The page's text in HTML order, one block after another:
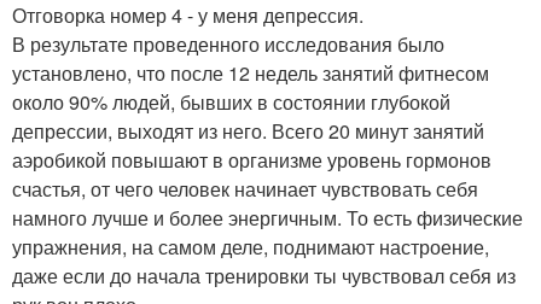
Отговорка номер 4 - у меня депрессия.
В результате проведенного исследования было
установлено, что после 12 недель занятий фитнесом
около 90% людей, бывших в состоянии глубокой
депрессии, выходят из него. Всего 20 минут занятий
аэробикой повышают в организме уровень гормонов
счастья, от чего человек начинает чувствовать себя
намного лучше и более энергичным. То есть физические
упражнения, на самом деле, поднимают настроение,
даже если до начала тренировки ты чувствовал себя из